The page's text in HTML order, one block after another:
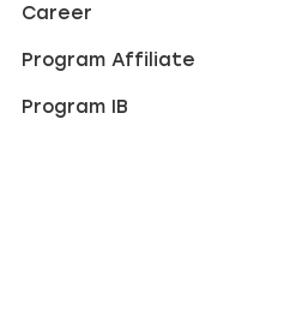
Career
Program Affiliate
Program IB